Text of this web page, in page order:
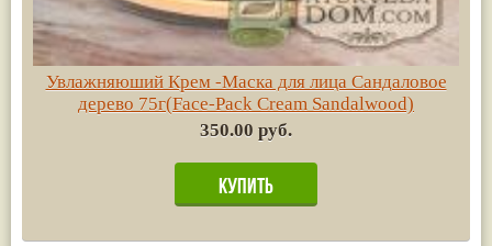
Увлажняюший Крем -Маска для лица Сандаловое
дерево 75г(Face-Pack Cream Sandalwood)
350.00 руб.